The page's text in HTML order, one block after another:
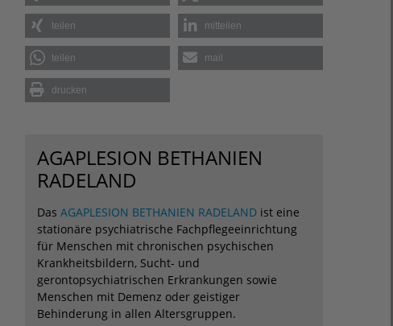
teilen mitteilen
teilen mail
drucken
AGAPLESION BETHANIEN
RADELAND
Das AGAPLESION BETHANIEN RADELAND ist eine
stationäre psychiatrische Fachpflegeeinrichtung
für Menschen mit chronischen psychischen
Krankheitsbildern, Sucht- und
gerontopsychiatrischen Erkrankungen sowie
Menschen mit Demenz oder geistiger
Behinderung in allen Altersgruppen.